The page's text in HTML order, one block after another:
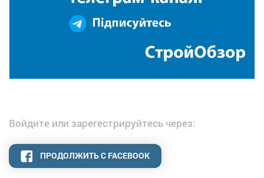
Войдите или зарегестрируйтесь через:
ПРОДОЛЖИТЬ С FACEBOOK